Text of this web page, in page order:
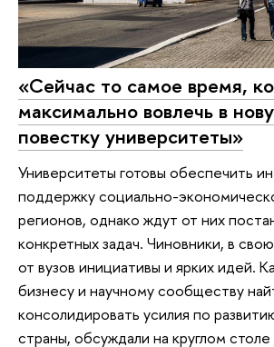
«Сейчас то самое время,
максимально вовлечь в
повестку университеты»
Университеты готовы обеспечить
поддержку социально-
регионов, однако ждут от них
конкретных задач. Чиновники, в
от вузов инициативы и ярких идей.
бизнесу и научному сообществу
консолидировать усилия по
страны, обсуждали на круглом